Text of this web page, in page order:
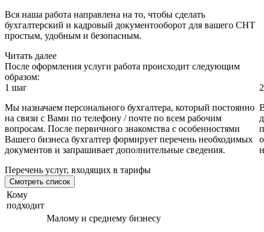
Вся наша работа направлена на то, чтобы сделать
бухгалтерский и кадровый документооборот для вашего СНТ
простым, удобным и безопасным.
Читать далее
После оформления услуги работа происходит следующим
образом:
1 шаг
Мы назначаем персонального бухгалтера, который постоянно
на связи с Вами по телефону / почте по всем рабочим
вопросам. После первичного знакомства с особенностями
Вашего бизнеса бухгалтер формирует перечень необходимых
документов и запрашивает дополнительные сведения.
Перечень услуг, входящих в тарифы
Смотреть список
Кому
подходит
Малому и среднему бизнесу